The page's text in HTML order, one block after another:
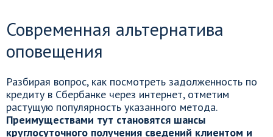
Современная альтернатива
оповещения
Разбирая вопрос, как посмотреть задолженность по
кредиту в Сбербанке через интернет, отметим
растущую популярность указанного метода.
Преимуществами тут становятся шансы
круглосуточного получения сведений клиентом и